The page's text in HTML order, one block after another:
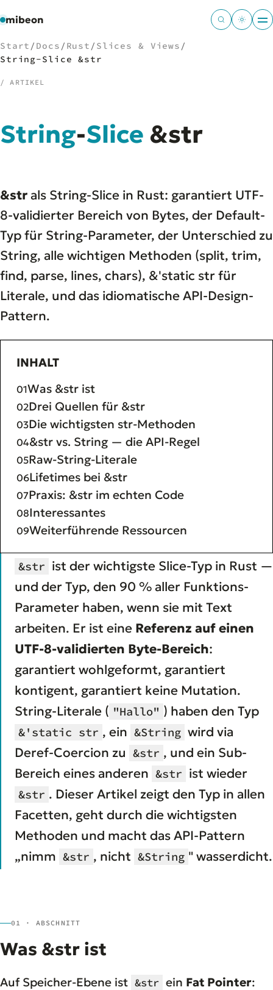
mibeon
01Start
MB
05Docs
06Tools
07Welten
Start / Docs / Rust / Slices & Views /
String-Slice &str
/ ARTIKEL
String-Slice &str
&str als String-Slice in Rust: garantiert UTF-
8-validierter Bereich von Bytes, der Default-
Typ für String-Parameter, der Unterschied zu
String, alle wichtigen Methoden (split, trim,
find, parse, lines, chars), &'static str für
Literale, und das idiomatische API-Design-
Pattern.
INHALT
Was &str ist
Drei Quellen für &str
Die wichtigsten str-Methoden
&str vs. String — die API-Regel
Raw-String-Literale
Lifetimes bei &str
Praxis: &str im echten Code
Interessantes
Weiterführende Ressourcen
&str ist der wichtigste Slice-Typ in Rust —
und der Typ, den 90 % aller Funktions-
Parameter haben, wenn sie mit Text
arbeiten. Er ist eine Referenz auf einen
UTF-8-validierten Byte-Bereich:
garantiert wohlgeformt, garantiert
kontigent, garantiert keine Mutation.
String-Literale ( "Hallo" ) haben den Typ
&'static str , ein &String wird via
Deref-Coercion zu &str , und ein Sub-
Bereich eines anderen &str ist wieder
&str . Dieser Artikel zeigt den Typ in allen
Facetten, geht durch die wichtigsten
Methoden und macht das API-Pattern
„nimm &str , nicht &String " wasserdicht.
01 · ABSCHNITT
Was &str ist
Auf Speicher-Ebene ist &str ein Fat Pointer: